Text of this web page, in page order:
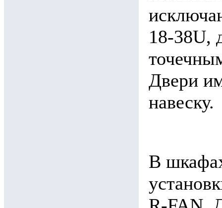
18-38U,
Двери
навеску.
В